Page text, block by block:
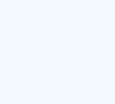
van Hypotheek
van
pagina van